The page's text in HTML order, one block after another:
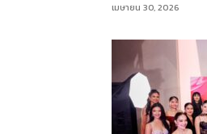
เมษายน 30, 2026